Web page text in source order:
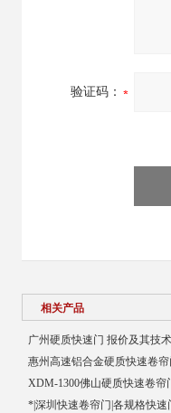
验证码：
相关产品
广州硬质快速门 报价及其技
惠州高速铝合金硬质快速卷
XDM-1300佛山硬质快速卷帘
*|深圳快速卷帘门|各规格快速